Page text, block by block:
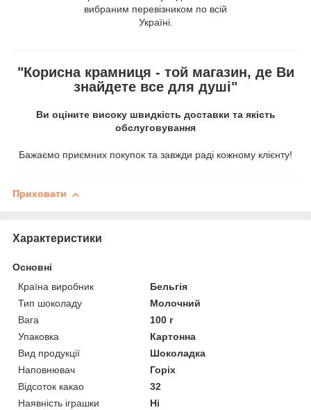
вибраним перевізником по всій
Україні.
"Корисна крамниця - той магазин, де Ви
знайдете все для душі"
Ви оціните високу швидкість доставки та якість
обслуговування
Бажаємо приємних покупок та завжди раді кожному клієнту!
Приховати
Характеристики
Основні
Країна виробник
Бельгія
Тип шоколаду
Молочний
Вага
100 г
Упаковка
Картонна
Вид продукції
Шоколадка
Наповнювач
Горіх
Відсоток какао
32
Наявність іграшки
Ні